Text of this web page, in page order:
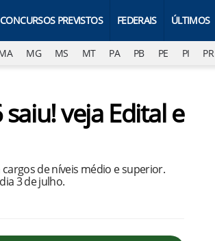
CONCURSOS PREVISTOS FEDERAIS ÚLTIMOS
MG MS MT PA PB PE PI PR
veja Edital e
de níveis médio e superior.
3 de julho.